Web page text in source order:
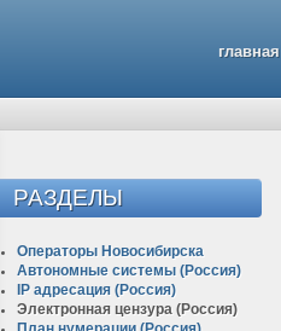
главная
РАЗДЕЛЫ
Операторы Новосибирска
Автономные системы (Россия)
IP адресация (Россия)
Электронная цензура (Россия)